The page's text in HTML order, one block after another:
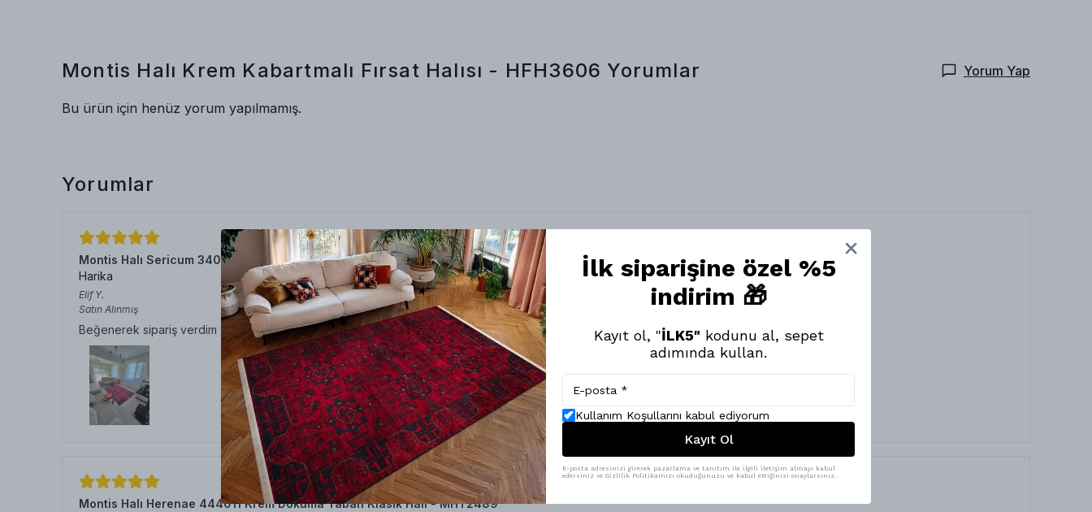
Montis Halı Krem Kabartmalı Fırsat Halısı - HFH3606 Yorumlar Yorum Yap
Bu ürün için henüz yorum yapılmamış.
Yorumlar
Montis Halı Sericum 34032 Bordo Parlak Yumuşak Dokuma Taban Afgan Halı - NKE3161
Harika
Elif Y.
Satın Alınmış
Beğenerek sipariş verdim ve teslim alınca daha da beğendim. Rengi, yumuşak dokusu, inceliği çok güzel.
Montis Halı Herenae 444011 Krem Dokuma Taban Klasik Halı - MHT2489
İlk siparişine özel %5
indirim 🎁
Kayıt ol, "İLK5" kodunu al, sepet
adımında kullan.
Kullanım Koşullarını kabul ediyorum
Kayıt Ol
E-posta adresinizi girerek pazarlama ve tanıtım ile ilgili iletişim almayı kabul
edersiniz ve Gizlilik Politikamızı okuduğunuzu ve kabul ettiğinizi onaylarsınız.